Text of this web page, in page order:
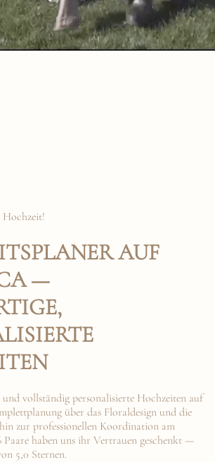
AUF
—
und vollständig personalisierte Hochzeiten auf
über das Floraldesign und die
zur professionellen Koordination am
Paare haben uns ihr Vertrauen geschenkt —
5,0 Sternen.